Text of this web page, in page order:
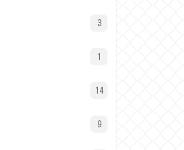
3
1
14
9